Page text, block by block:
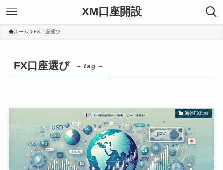
XM口座開設
ホーム FX口座選び
FX口座選び – tag –
海外FX比較